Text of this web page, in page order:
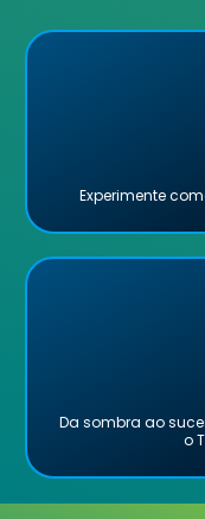
Experimente
Da sombra ao
o